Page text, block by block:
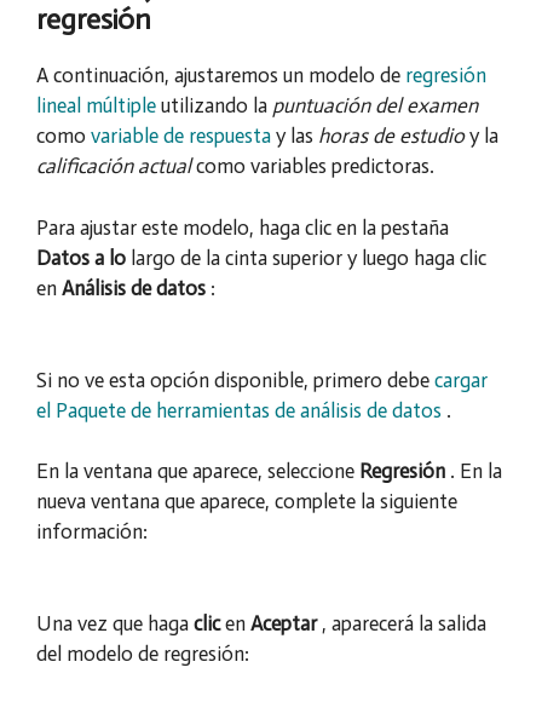
regresión
A continuación, ajustaremos un modelo de regresión
lineal múltiple utilizando la puntuación del examen
como variable de respuesta y las horas de estudioy la
calificación actualcomo variables predictoras.
Para ajustar este modelo, haga clic en la pestaña
Datos a lo largo de la cinta superior y luego haga clic
en Análisis de datos :
Si no ve esta opción disponible, primero debe cargar
el Paquete de herramientas de análisis de datos .
En la ventana que aparece, seleccione Regresión . En la
nueva ventana que aparece, complete la siguiente
información:
Una vez que haga clicen Aceptar, aparecerá la salida
del modelo de regresión: